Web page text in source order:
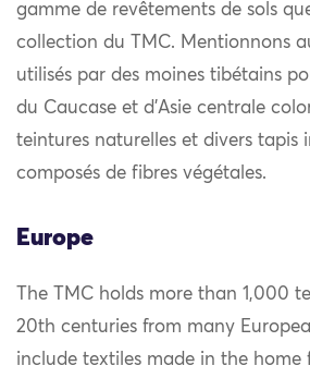
gamme de revêtements de sols
collection du TMC. Mentionnons
utilisés par des moines tibétains
du Caucase et d’Asie centrale
teintures naturelles et divers tapis
composés de fibres végétales.
Europe
The TMC holds more than 1,000
20th centuries from many
include textiles made in the home